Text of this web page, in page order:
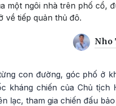
một ngôi nhà trên phố cổ,
về tiếp quản thủ đô.
Nho
con đường, góc phố ở
kháng chiến của Chủ tịch
lạc, tham gia chiến đấu